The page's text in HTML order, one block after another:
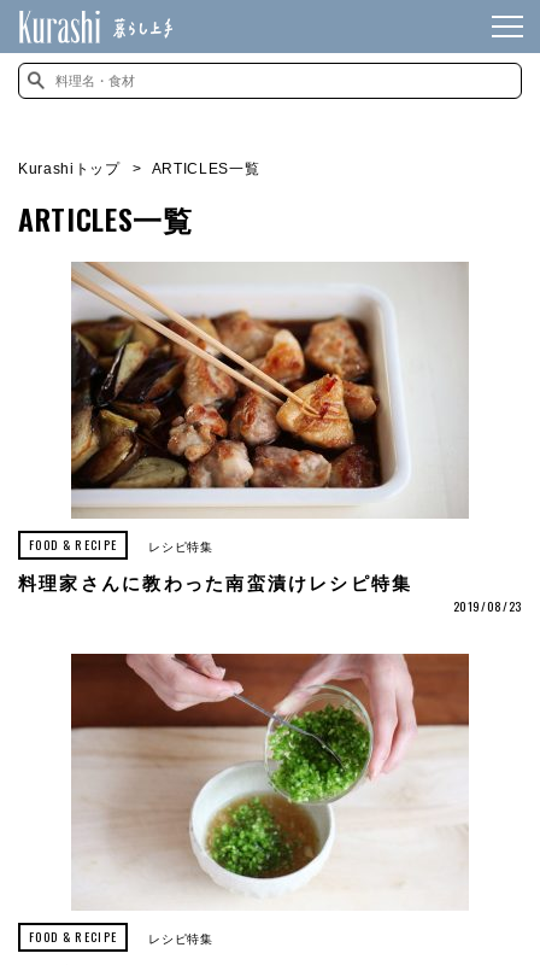
Kurashiトップ ARTICLES一覧
ARTICLES一覧
FOOD & RECIPE レシピ特集
料理家さんに教わった南蛮漬けレシピ特集
2019/08/23
FOOD & RECIPE レシピ特集